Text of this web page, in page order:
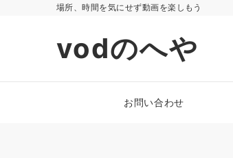
場所、時間を気にせず動画を楽しもう
vodのへや
お問い合わせ